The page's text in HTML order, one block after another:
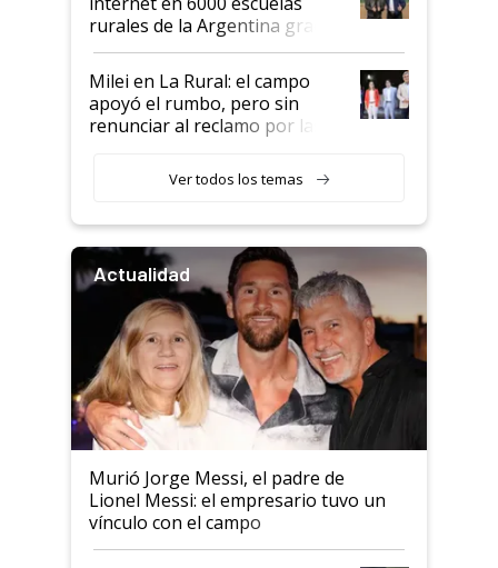
rurales de la Argentina gracias
a un acuerdo con Starlink
Milei en La Rural: el campo
apoyó el rumbo, pero sin
renunciar al reclamo por las
Ver todos los temas
Actualidad
Murió Jorge Messi, el padre de
Lionel Messi: el empresario tuvo un
vínculo con el campo